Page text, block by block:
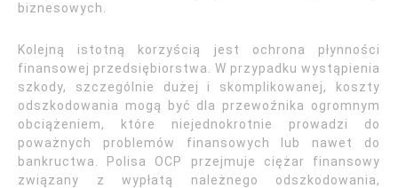
biznesowych.
Kolejną istotną korzyścią jest ochrona płynności
finansowej przedsiębiorstwa. W przypadku wystąpienia
szkody, szczególnie dużej i skomplikowanej, koszty
odszkodowania mogą być dla przewoźnika ogromnym
obciążeniem, które niejednokrotnie prowadzi do
poważnych problemów finansowych lub nawet do
bankructwa. Polisa OCP przejmuje ciężar finansowy
związany z wypłatą należnego odszkodowania,